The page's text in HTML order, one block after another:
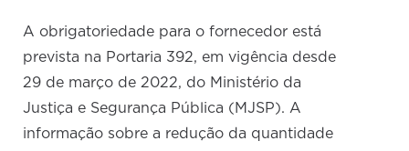
A obrigatoriedade para o fornecedor está
prevista na Portaria 392, em vigência desde
29 de março de 2022, do Ministério da
Justiça e Segurança Pública (MJSP). A
informação sobre a redução da quantidade